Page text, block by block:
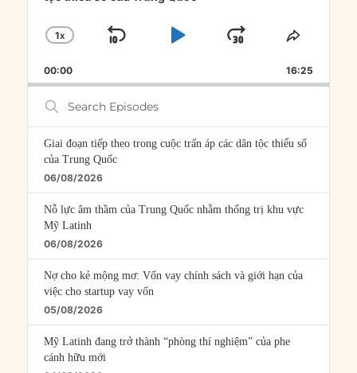
CHANGE
RATE
1X
SKIP
PLAYJUMP
FORWARD
SHARE
00:00 16:25
Search
Episodes
Giai đoạn tiếp theo trong cuộc trấn áp các dân tộc thiểu số
của Trung Quốc
06/08/2026
Nỗ lực âm thầm của Trung Quốc nhằm thống trị khu vực
Mỹ Latinh
06/08/2026
Nợ cho kẻ mộng mơ: Vốn vay chính sách và giới hạn của
việc cho startup vay vốn
05/08/2026
Mỹ Latinh đang trở thành “phòng thí nghiệm” của phe
cánh hữu mới